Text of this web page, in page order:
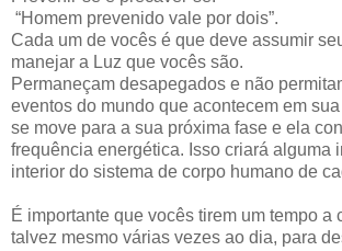
“Homem prevenido vale por dois”.
Cada um de vocês é que deve assumir
manejar a Luz que vocês são.
Permaneçam desapegados e não
eventos do mundo que acontecem em
se move para a sua próxima fase e ela
frequência energética. Isso criará alguma
interior do sistema de corpo humano de
É importante que vocês tirem um tempo a
talvez mesmo várias vezes ao dia, para